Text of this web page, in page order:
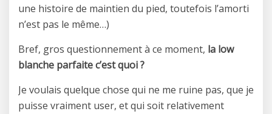
une histoire de maintien du pied, toutefois l’amorti
n’est pas le même…)
Bref, gros questionnement à ce moment, la low
blanche parfaite c’est quoi ?
Je voulais quelque chose qui ne me ruine pas, que je
puisse vraiment user, et qui soit relativement